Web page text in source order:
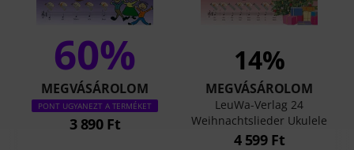
60%
MEGVÁSÁROLOM
PONT UGYANEZT A TERMÉKET
3 890 Ft
14%
MEGVÁSÁROLOM
LeuWa-Verlag 24
Weihnachtslieder Ukulele
4 599 Ft